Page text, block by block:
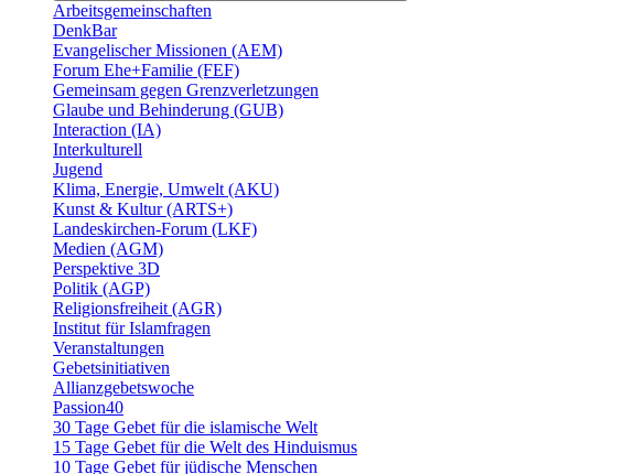
Arbeitsgemeinschaften
DenkBar
Evangelischer Missionen (AEM)
Forum Ehe+Familie (FEF)
Gemeinsam gegen Grenzverletzungen
Glaube und Behinderung (GUB)
Interaction (IA)
Interkulturell
Jugend
Klima, Energie, Umwelt (AKU)
Kunst & Kultur (ARTS+)
Landeskirchen-Forum (LKF)
Medien (AGM)
Perspektive 3D
Politik (AGP)
Religionsfreiheit (AGR)
Institut für Islamfragen
Veranstaltungen
Gebetsinitiativen
Allianzgebetswoche
Passion40
30 Tage Gebet für die islamische Welt
15 Tage Gebet für die Welt des Hinduismus
10 Tage Gebet für jüdische Menschen